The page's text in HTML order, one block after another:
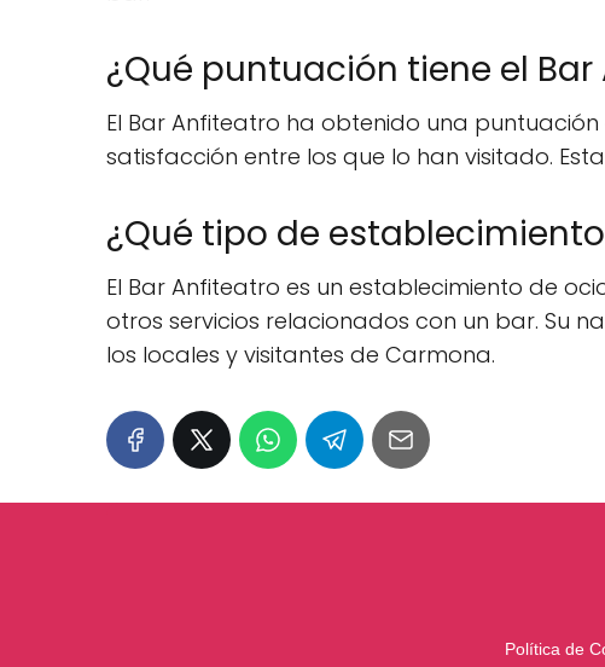
¿Qué puntuación tiene el
El Bar Anfiteatro ha obtenido una
satisfacción entre los que lo han visitado.
¿Qué tipo de
El Bar Anfiteatro es un establecimiento de
otros servicios relacionados con un bar. Su
los locales y visitantes de Carmona.
Política de